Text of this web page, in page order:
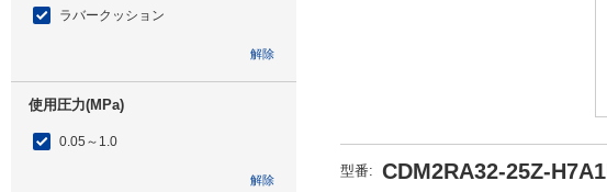
ラバークッション
解除
使用圧力(MPa)
0.05～1.0
解除
型番: CDM2RA32-25Z-